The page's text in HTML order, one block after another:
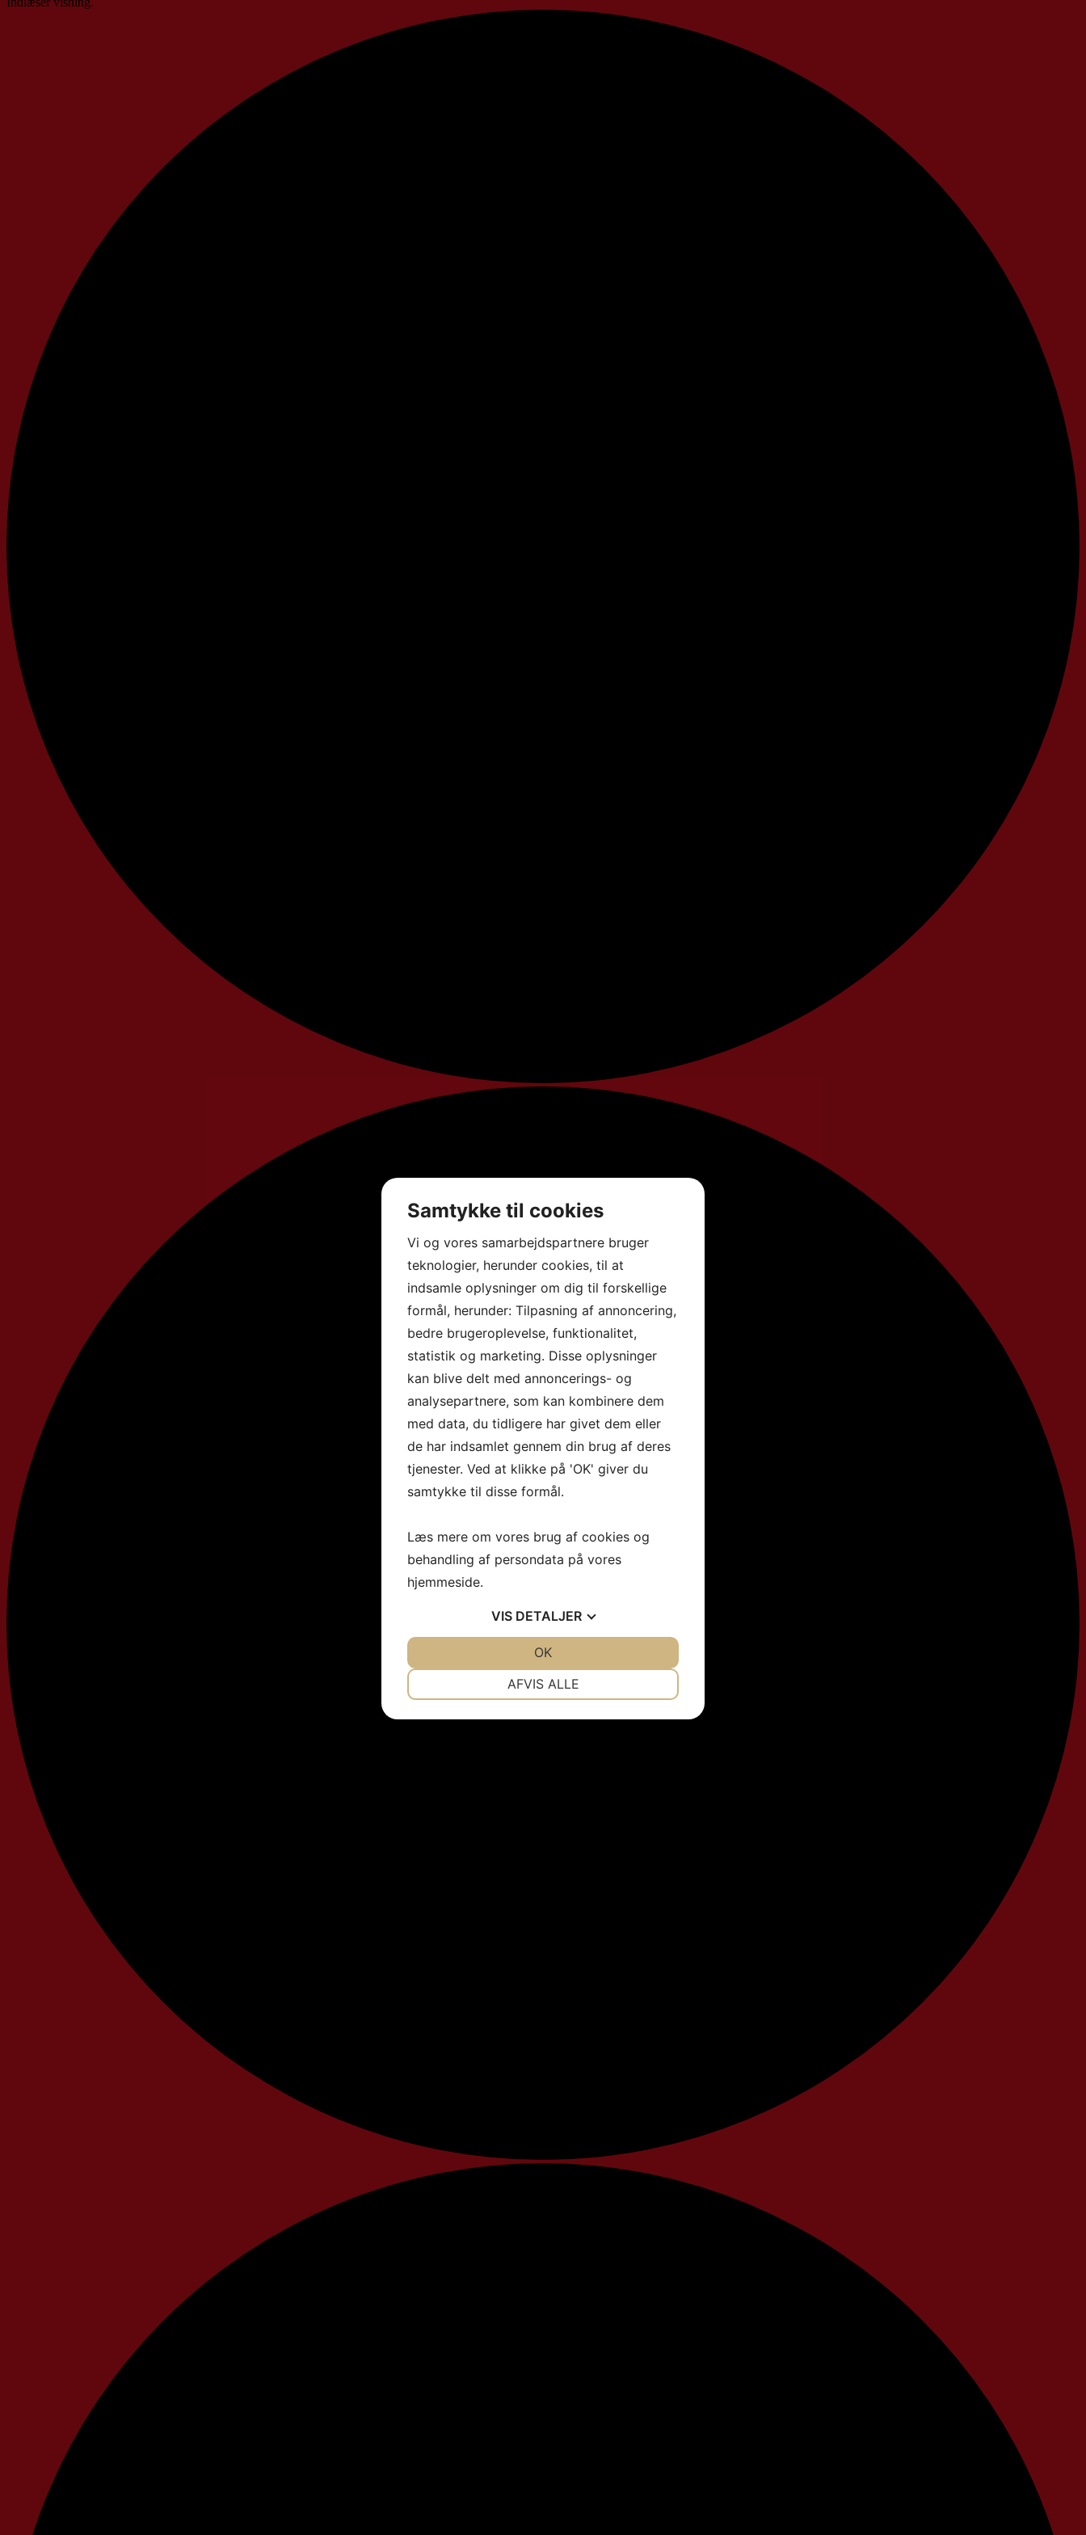
Samtykke til cookies
Vi og vores samarbejdspartnere bruger
teknologier, herunder cookies, til at
indsamle oplysninger om dig til forskellige
formål, herunder: Tilpasning af annoncering,
bedre brugeroplevelse, funktionalitet,
statistik og marketing. Disse oplysninger
kan blive delt med annoncerings- og
analysepartnere, som kan kombinere dem
med data, du tidligere har givet dem eller
de har indsamlet gennem din brug af deres
tjenester. Ved at klikke på 'OK' giver du
samtykke til disse formål.
Læs mere om vores brug af cookies og
behandling af persondata på vores
hjemmeside.
VIS DETALJER
AFVIS ALLE
OK